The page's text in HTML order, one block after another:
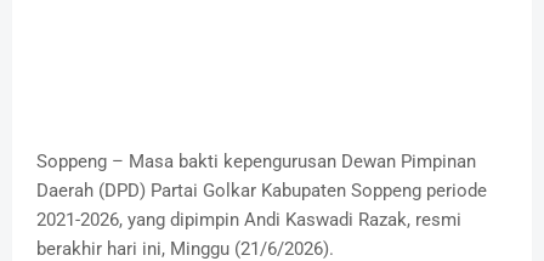
​Soppeng – Masa bakti kepengurusan Dewan Pimpinan
Daerah (DPD) Partai Golkar Kabupaten Soppeng periode
2021-2026, yang dipimpin Andi Kaswadi Razak, resmi
berakhir hari ini, Minggu (21/6/2026).